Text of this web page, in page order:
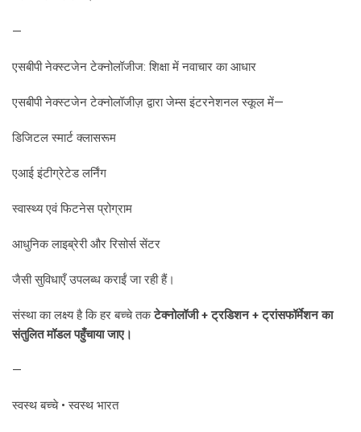
—
एसबीपी नेक्स्टजेन टेक्नोलॉजीज: शिक्षा में नवाचार का आधार
एसबीपी नेक्स्टजेन टेक्नोलॉजीज़ द्वारा जेम्स इंटरनेशनल स्कूल में—
डिजिटल स्मार्ट क्लासरूम
एआई इंटीग्रेटेड लर्निंग
स्वास्थ्य एवं फिटनेस प्रोग्राम
आधुनिक लाइब्रेरी और रिसोर्स सेंटर
जैसी सुविधाएँ उपलब्ध कराईं जा रही हैं।
संस्था का लक्ष्य है कि हर बच्चे तकटेक्नोलॉजी + ट्रडिशन + ट्रांसफॉर्मेशन का
संतुलित मॉडल पहुँचाया जाए।
—
स्वस्थ बच्चे • स्वस्थ भारत